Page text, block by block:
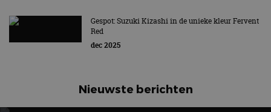
Gespot: Suzuki Kizashi in de unieke kleur Fervent
Red
dec 2025
Nieuwste berichten